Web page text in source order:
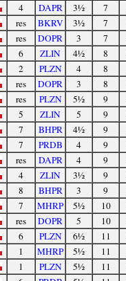
4 DAPR 3½ 7
res BKRV 3½ 7
res DOPR 3 7
6 ZLIN 4½ 8
2 PLZN 4 8
res DOPR 3 8
res PLZN 5½ 9
5 ZLIN 5 9
7 BHPR 4½ 9
7 PRDB 4 9
res DAPR 4 9
4 ZLIN 3½ 9
8 BHPR 3 9
7 MHRP 5½ 10
res DOPR 5 10
6 PLZN 6½ 11
1 MHRP 5½ 11
1 PLZN 5½ 11